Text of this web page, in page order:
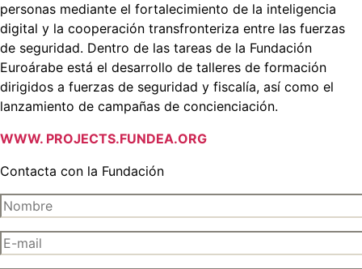
personas mediante el fortalecimiento de la inteligencia
digital y la cooperación transfronteriza entre las fuerzas
de seguridad. Dentro de las tareas de la Fundación
Euroárabe está el desarrollo de talleres de formación
dirigidos a fuerzas de seguridad y fiscalía, así como el
lanzamiento de campañas de concienciación.
WWW. PROJECTS.FUNDEA.ORG
Contacta con la Fundación